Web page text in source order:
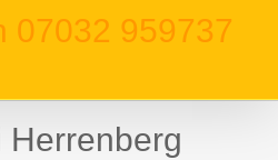
07032 959737
Herrenberg